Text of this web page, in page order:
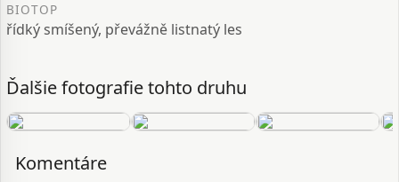
BIOTOP
řídký smíšený, převážně listnatý les
Ďalšie fotografie tohto druhu
Komentáre